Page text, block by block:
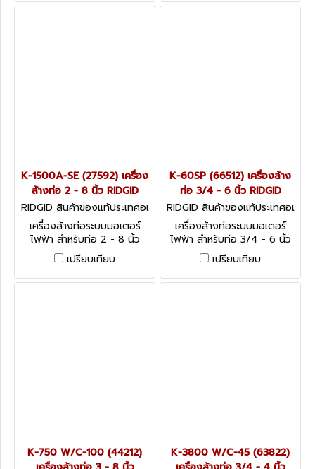
K-1500A-SE (27592) เครื่อง
ล้างท่อ 2 - 8 นิ้ว RIDGID
RIDGID สินค้าของแท้ประเทศอเ
มริกา K-1500A-SE (27592)
เครื่องล้างท่อระบบมอเตอร์
ไฟฟ้า สำหรับท่อ 2 - 8 นิ้ว
เปรียบเทียบ
K-60SP (66512) เครื่องล้าง
ท่อ 3/4 - 6 นิ้ว RIDGID
RIDGID สินค้าของแท้ประเทศอเ
มริกา K-60SP (66512)
เครื่องล้างท่อระบบมอเตอร์
ไฟฟ้า สำหรับท่อ 3/4 - 6 นิ้ว
รุ่น K-60SP (66512)
เปรียบเทียบ
K-750 W/C-100 (44212)
K-3800 W/C-45 (63822)